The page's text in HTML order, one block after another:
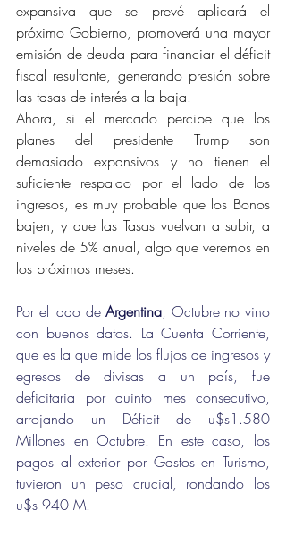
expansiva que se prevé aplicará el
próximo Gobierno, promoverá una mayor
emisión de deuda para financiar el déficit
fiscal resultante, generando presión sobre
las tasas de interés a la baja.
Ahora, si el mercado percibe que los
planes del presidente Trump son
demasiado expansivos y no tienen el
suficiente respaldo por el lado de los
ingresos, es muy probable que los Bonos
bajen, y que las Tasas vuelvan a subir, a
niveles de 5% anual, algo que veremos en
los próximos meses.
Por el lado de Argentina, Octubre no vino
con buenos datos. La Cuenta Corriente,
que es la que mide los flujos de ingresos y
egresos de divisas a un país, fue
deficitaria por quinto mes consecutivo,
arrojando un Déficit de u$s1.580
Millones en Octubre. En este caso, los
pagos al exterior por Gastos en Turismo,
tuvieron un peso crucial, rondando los
u$s 940 M.